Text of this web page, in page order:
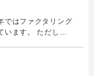
するための方法
ではファクタリング
います。 ただし、
適したファクタリ